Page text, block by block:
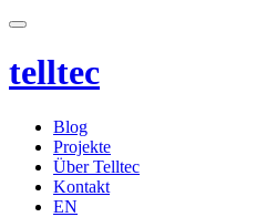
telltec
Blog
Projekte
Über Telltec
Kontakt
EN